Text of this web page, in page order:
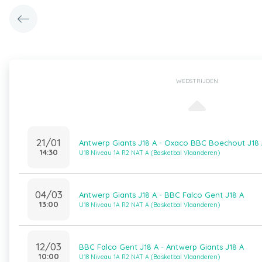
WEDSTRIJDEN
21/01
14:30
Antwerp Giants J18 A - Oxaco BBC Boechout J18
U18 Niveau 1A R2 NAT A (Basketbal Vlaanderen)
04/03
13:00
Antwerp Giants J18 A - BBC Falco Gent J18 A
U18 Niveau 1A R2 NAT A (Basketbal Vlaanderen)
12/03
10:00
BBC Falco Gent J18 A - Antwerp Giants J18 A
U18 Niveau 1A R2 NAT A (Basketbal Vlaanderen)